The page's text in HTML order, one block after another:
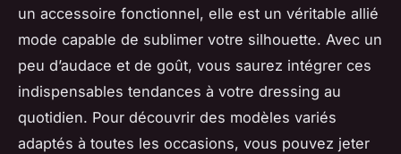
un accessoire fonctionnel, elle est un véritable allié
mode capable de sublimer votre silhouette. Avec un
peu d’audace et de goût, vous saurez intégrer ces
indispensables tendances à votre dressing au
quotidien. Pour découvrir des modèles variés
adaptés à toutes les occasions, vous pouvez jeter